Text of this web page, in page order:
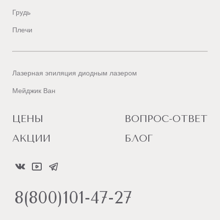
Грудь
Плечи
Лазерная эпиляция диодным лазером
Мейджик Ван
ЦЕНЫ
АКЦИИ
ВОПРОС-ОТВЕТ
БЛОГ
8(800)101-47-27